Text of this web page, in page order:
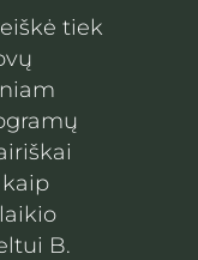
tiek
B.